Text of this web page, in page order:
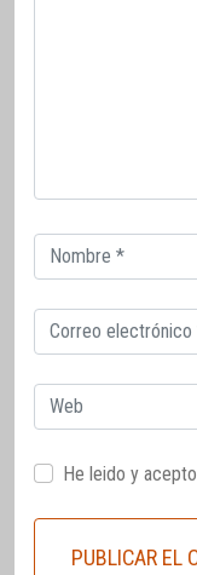
Correo
electrónico
Correo
electrónico
Web
He leido y